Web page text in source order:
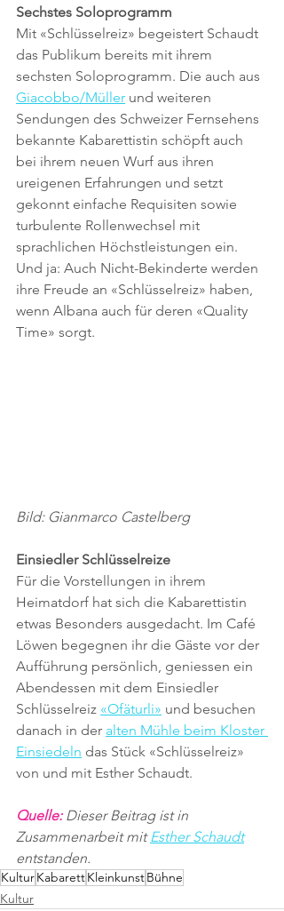
Sechstes Soloprogramm
Mit «Schlüsselreiz» begeistert Schaudt
das Publikum bereits mit ihrem
sechsten Soloprogramm. Die auch aus
Giacobbo/Müller und weiteren
Sendungen des Schweizer Fernsehens
bekannte Kabarettistin schöpft auch
bei ihrem neuen Wurf aus ihren
ureigenen Erfahrungen und setzt
gekonnt einfache Requisiten sowie
turbulente Rollenwechsel mit
sprachlichen Höchstleistungen ein.
Und ja: Auch Nicht-Bekinderte werden
ihre Freude an «Schlüsselreiz» haben,
wenn Albana auch für deren «Quality
Time» sorgt.
Bild: Gianmarco Castelberg
Einsiedler Schlüsselreize
Für die Vorstellungen in ihrem
Heimatdorf hat sich die Kabarettistin
etwas Besonders ausgedacht. Im Café
Löwen begegnen ihr die Gäste vor der
Aufführung persönlich, geniessen ein
Abendessen mit dem Einsiedler
Schlüsselreiz «Ofäturli» und besuchen
danach in der alten Mühle beim Kloster
Einsiedeln das Stück «Schlüsselreiz»
von und mit Esther Schaudt.
Quelle: Dieser Beitrag ist in
Zusammenarbeit mit Esther Schaudt
entstanden.
KulturKabarettKleinkunstBühne
Kultur